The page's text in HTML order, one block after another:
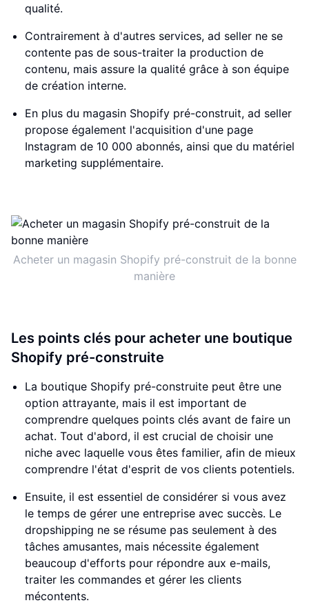
qualité.
Contrairement à d'autres services, ad seller ne se
contente pas de sous-traiter la production de
contenu, mais assure la qualité grâce à son équipe
de création interne.
En plus du magasin Shopify pré-construit, ad seller
propose également l'acquisition d'une page
Instagram de 10 000 abonnés, ainsi que du matériel
marketing supplémentaire.
Acheter un magasin Shopify pré-construit de la bonne
manière
Les points clés pour acheter une boutique
Shopify pré-construite
La boutique Shopify pré-construite peut être une
option attrayante, mais il est important de
comprendre quelques points clés avant de faire un
achat. Tout d'abord, il est crucial de choisir une
niche avec laquelle vous êtes familier, afin de mieux
comprendre l'état d'esprit de vos clients potentiels.
Ensuite, il est essentiel de considérer si vous avez
le temps de gérer une entreprise avec succès. Le
dropshipping ne se résume pas seulement à des
tâches amusantes, mais nécessite également
beaucoup d'efforts pour répondre aux e-mails,
traiter les commandes et gérer les clients
mécontents.